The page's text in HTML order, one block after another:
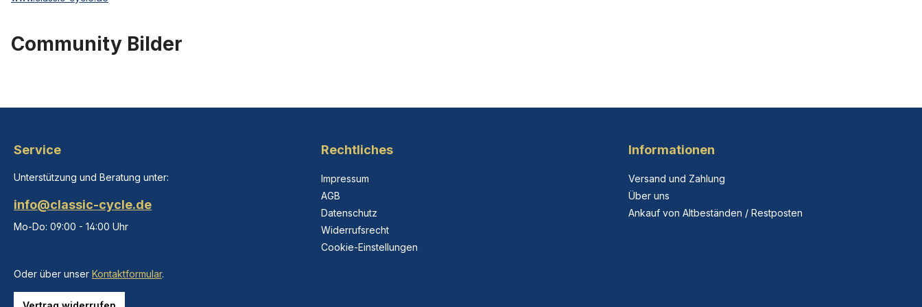
Community Bilder
Service
Unterstützung und Beratung unter:
info@classic-cycle.de
Mo-Do: 09:00 - 14:00 Uhr
Oder über unser Kontaktformular.
Rechtliches
Impressum
AGB
Datenschutz
Widerrufsrecht
Cookie-Einstellungen
Informationen
Versand und Zahlung
Über uns
Ankauf von Altbeständen / Restposten